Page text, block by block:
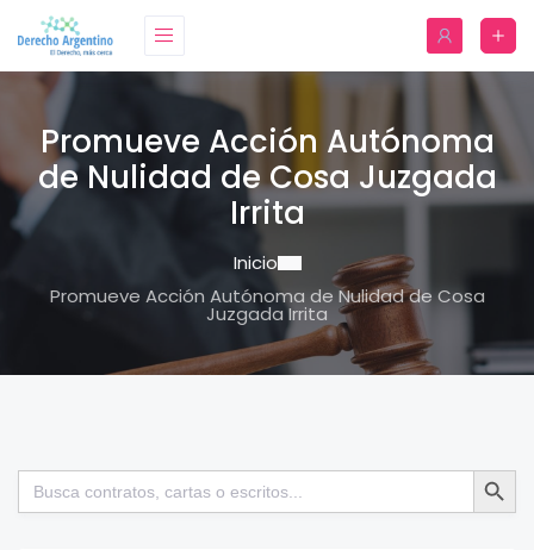
Promueve Acción Autónoma
de Nulidad de Cosa Juzgada
Irrita
Inicio
Promueve Acción Autónoma de Nulidad de Cosa
Juzgada Irrita
Buscar: Botón de